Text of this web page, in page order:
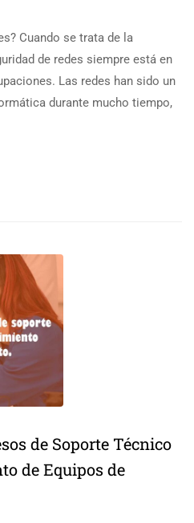
Cuando se trata de la
de redes siempre está en
Las redes han sido un
durante mucho tiempo,
de Soporte Técnico
de Equipos de